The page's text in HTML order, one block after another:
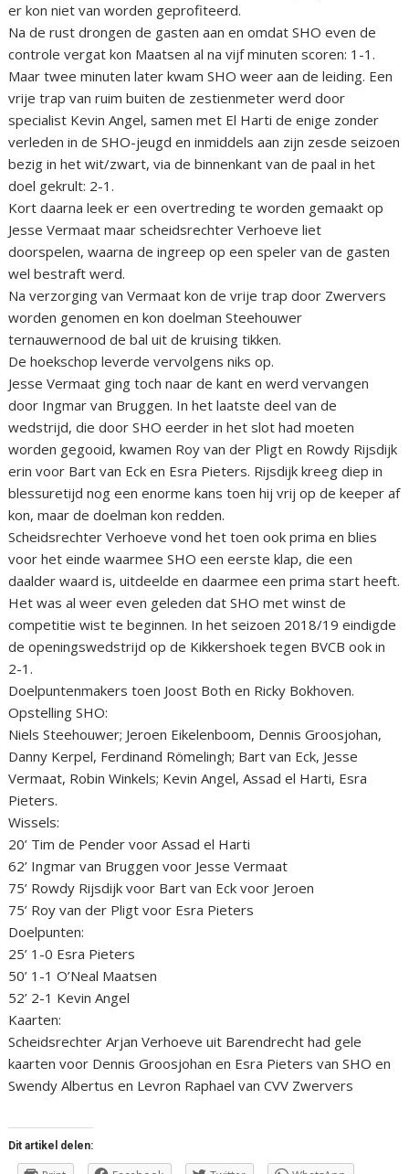
er kon niet van worden geprofiteerd.
Na de rust drongen de gasten aan en omdat SHO even de
controle vergat kon Maatsen al na vijf minuten scoren: 1-1.
Maar twee minuten later kwam SHO weer aan de leiding. Een
vrije trap van ruim buiten de zestienmeter werd door
specialist Kevin Angel, samen met El Harti de enige zonder
verleden in de SHO-jeugd en inmiddels aan zijn zesde seizoen
bezig in het wit/zwart, via de binnenkant van de paal in het
doel gekrult: 2-1.
Kort daarna leek er een overtreding te worden gemaakt op
Jesse Vermaat maar scheidsrechter Verhoeve liet
doorspelen, waarna de ingreep op een speler van de gasten
wel bestraft werd.
Na verzorging van Vermaat kon de vrije trap door Zwervers
worden genomen en kon doelman Steehouwer
ternauwernood de bal uit de kruising tikken.
De hoekschop leverde vervolgens niks op.
Jesse Vermaat ging toch naar de kant en werd vervangen
door Ingmar van Bruggen. In het laatste deel van de
wedstrijd, die door SHO eerder in het slot had moeten
worden gegooid, kwamen Roy van der Pligt en Rowdy Rijsdijk
erin voor Bart van Eck en Esra Pieters. Rijsdijk kreeg diep in
blessuretijd nog een enorme kans toen hij vrij op de keeper af
kon, maar de doelman kon redden.
Scheidsrechter Verhoeve vond het toen ook prima en blies
voor het einde waarmee SHO een eerste klap, die een
daalder waard is, uitdeelde en daarmee een prima start heeft.
Het was al weer even geleden dat SHO met winst de
competitie wist te beginnen. In het seizoen 2018/19 eindigde
de openingswedstrijd op de Kikkershoek tegen BVCB ook in
2-1.
Doelpuntenmakers toen Joost Both en Ricky Bokhoven.
Opstelling SHO:
Niels Steehouwer; Jeroen Eikelenboom, Dennis Groosjohan,
Danny Kerpel, Ferdinand Römelingh; Bart van Eck, Jesse
Vermaat, Robin Winkels; Kevin Angel, Assad el Harti, Esra
Pieters.
Wissels:
20’ Tim de Pender voor Assad el Harti
62’ Ingmar van Bruggen voor Jesse Vermaat
75’ Rowdy Rijsdijk voor Bart van Eck voor Jeroen
75’ Roy van der Pligt voor Esra Pieters
Doelpunten:
25’ 1-0 Esra Pieters
50’ 1-1 O’Neal Maatsen
52’ 2-1 Kevin Angel
Kaarten:
Scheidsrechter Arjan Verhoeve uit Barendrecht had gele
kaarten voor Dennis Groosjohan en Esra Pieters van SHO en
Swendy Albertus en Levron Raphael van CVV Zwervers
Dit artikel delen: